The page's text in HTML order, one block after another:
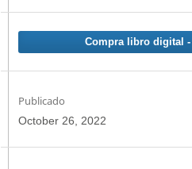
Compra libro digital -
Publicado
October 26, 2022